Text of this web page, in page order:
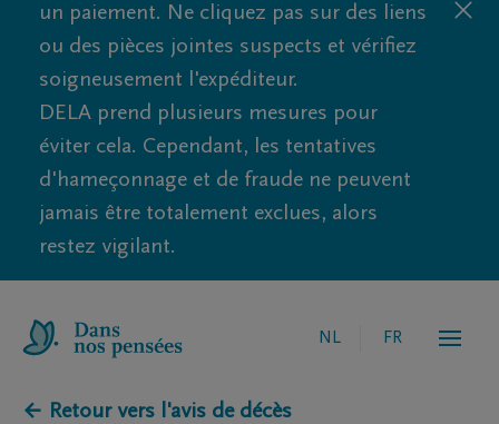
un paiement. Ne cliquez pas sur des liens
ou des pièces jointes suspects et vérifiez
soigneusement l'expéditeur.
DELA prend plusieurs mesures pour
éviter cela. Cependant, les tentatives
d'hameçonnage et de fraude ne peuvent
jamais être totalement exclues, alors
restez vigilant.
NL FR
← Retour vers l'avis de décès